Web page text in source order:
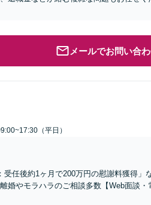
メールでお問い合
（平日）
任後約1ヶ月で200万円の慰謝料獲得」
婚やモラハラのご相談多数【Web面談